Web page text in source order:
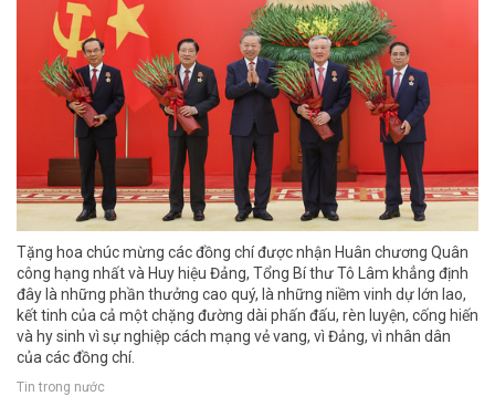
Tặng hoa chúc mừng các đồng chí được nhận Huân chương Quân
công hạng nhất và Huy hiệu Đảng, Tổng Bí thư Tô Lâm khẳng định
đây là những phần thưởng cao quý, là những niềm vinh dự lớn lao,
kết tinh của cả một chặng đường dài phấn đấu, rèn luyện, cống hiến
và hy sinh vì sự nghiệp cách mạng vẻ vang, vì Đảng, vì nhân dân
của các đồng chí.
Tin trong nước